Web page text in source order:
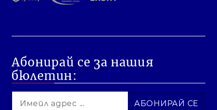
Абонирай се за нашия
бюлетин: